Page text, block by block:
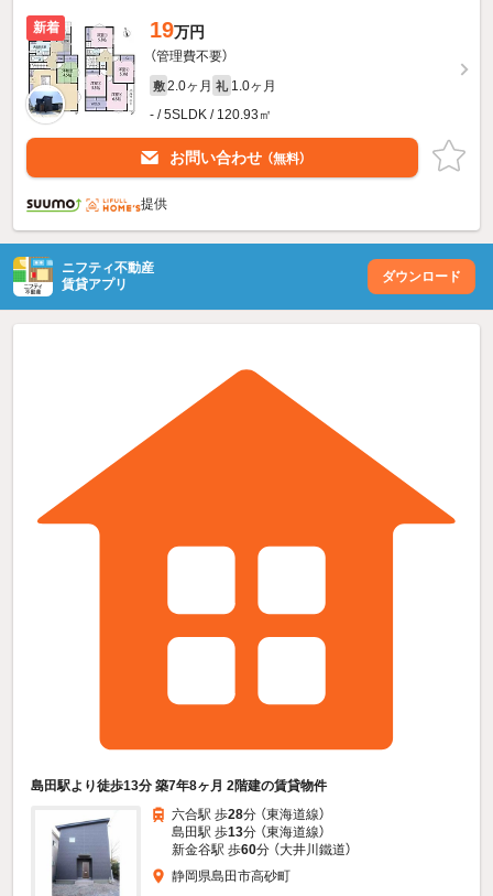
新着 19万円
（管理費不要）
敷 2.0ヶ月 礼 1.0ヶ月
- / 5SLDK / 120.93㎡
お問い合わせ （無料）
提供
ニフティ不動産
賃貸アプリ
ダウンロード
島田駅より徒歩13分 築7年8ヶ月 2階建の賃貸物件
六合駅 歩28分 （東海道線）
島田駅 歩13分 （東海道線）
新金谷駅 歩60分 （大井川鐵道）
静岡県島田市高砂町